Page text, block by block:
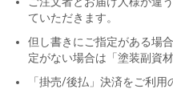
ていただきます。
但し書きにご指定がある場
定がない場合は「塗装副資
「掛売/後払」決済をご利用